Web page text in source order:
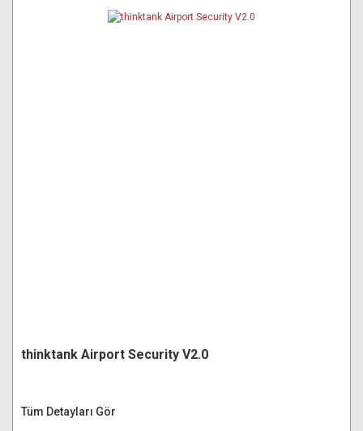
thinktank Airport Security V2.0
Tüm Detayları Gör